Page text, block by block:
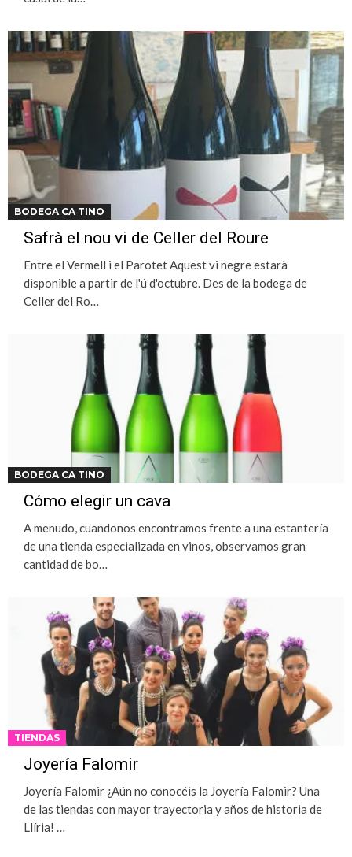
BODEGA CA TINO
Safrà el nou vi de Celler del Roure
Entre el Vermell i el Parotet Aquest vi negre estarà
disponible a partir de l'ú d'octubre. Des de la bodega de
Celler del Ro…
BODEGA CA TINO
Cómo elegir un cava
A menudo, cuandonos encontramos frente a una estantería
de una tienda especializada en vinos, observamos gran
cantidad de bo…
TIENDAS
Joyería Falomir
Joyería Falomir ¿Aún no conocéis la Joyería Falomir? Una
de las tiendas con mayor trayectoria y años de historia de
Llíria! …